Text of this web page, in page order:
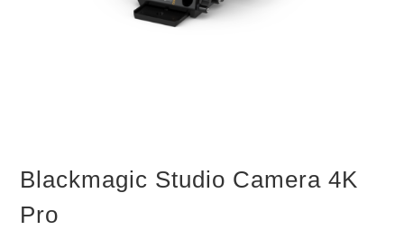
Blackmagic Studio Camera 4K
Pro